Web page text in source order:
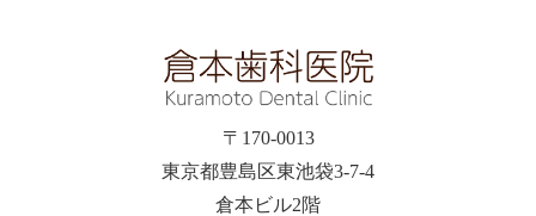
〒170-0013
東京都豊島区東池袋3-7-4
倉本ビル2階